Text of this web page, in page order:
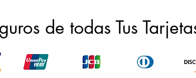
de todas Tus